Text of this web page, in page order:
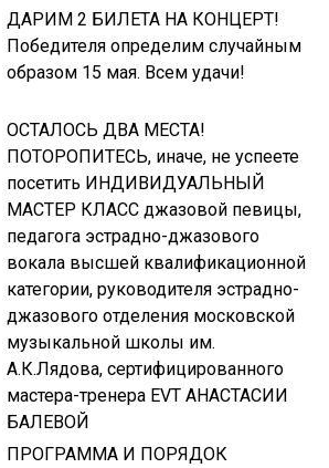
ДАРИМ 2 БИЛЕТА НА КОНЦЕРТ!
Победителя определим случайным
образом 15 мая. Всем удачи!
ОСТАЛОСЬ ДВА МЕСТА!
ПОТОРОПИТЕСЬ, иначе, не успеете
посетить ИНДИВИДУАЛЬНЫЙ
МАСТЕР КЛАСС джазовой певицы,
педагога эстрадно-джазового
вокала высшей квалификационной
категории, руководителя эстрадно-
джазового отделения московской
музыкальной школы им.
А.К.Лядова, сертифицированного
мастера-тренера EVT АНАСТАСИИ
БАЛЕВОЙ
ПРОГРАММА И ПОРЯДОК